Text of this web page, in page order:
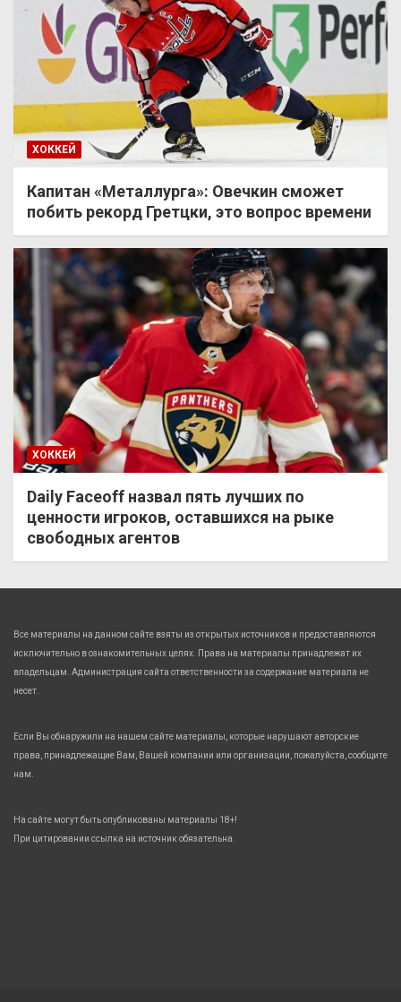
ХОККЕЙ
Капитан «Металлурга»: Овечкин сможет
побить рекорд Гретцки, это вопрос времени
ХОККЕЙ
Daily Faceoff назвал пять лучших по
ценности игроков, оставшихся на рыке
свободных агентов
Все материалы на данном сайте взяты из открытых источников и предоставляются
исключительно в ознакомительных целях. Права на материалы принадлежат их
владельцам. Администрация сайта ответственности за содержание материала не
несет.
Если Вы обнаружили на нашем сайте материалы, которые нарушают авторские
права, принадлежащие Вам, Вашей компании или организации, пожалуйста, сообщите
нам.
На сайте могут быть опубликованы материалы 18+!
При цитировании ссылка на источник обязательна.